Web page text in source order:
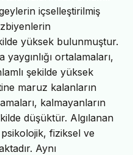
içselleştirilmiş
yüksek bulunmuştur.
ortalamaları,
şekilde yüksek
maruz kalanların
kalmayanların
düşüktür. Algılanan
fiziksel ve
Aynı